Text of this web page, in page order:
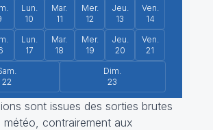
Lun.
10
Mar.
11
Mer.
12
Jeu.
13
Ven.
14
Lun.
17
Mar.
18
Mer.
19
Jeu.
20
Ven.
21
22
Dim.
23
sont issues des sorties brutes
météo, contrairement aux